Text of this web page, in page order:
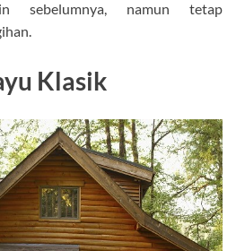
sebelumnya, namun tetap
Klasik